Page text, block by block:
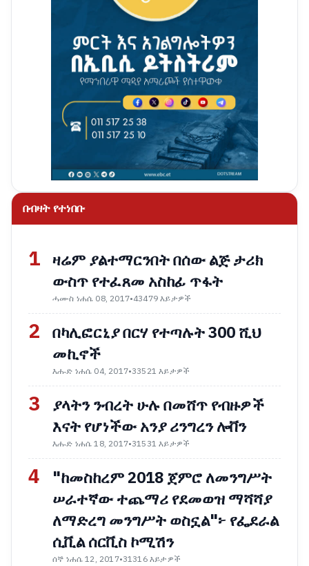
በብዛት የተነበቡ
1 ዛሬም ያልተማርንበት በሰው ልጅ ታሪክ
ውስጥ የተፈጸመ አስከፊ ጥፋት
ሓሙስ ነሐሴ 08, 2017•43479 እይታዎች
2 በካሊፎርኒያ በርሃ የተጣሉት 300 ሺህ
መኪኖች
እሑድ ነሐሴ 04, 2017•33521 እይታዎች
3
ያላትን ንብረት ሁሉ በመሸጥ የብዙዎች
እናት የሆነችው አንያ ሪንግረን ሎቨን
እሑድ ነሐሴ 18, 2017•31531 እይታዎች
4
"ከመስከረም 2018 ጀምሮ ለመንግሥት
ሠራተኛው ተጨማሪ የደመወዝ ማሻሻያ
ለማድረግ መንግሥት ወስኗል"፦ የፌደራል
ሲቪል ሰርቪስ ኮሚሽን
ሰኞ ነሐሴ 12, 2017•31316 እይታዎች